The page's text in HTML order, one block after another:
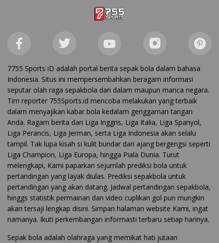
7755 Sports iD adalah portal berita sepak bola dalam bahasa
Indonesia. Situs ini mempersembahkan beragam informasi
seputar olah raga sepakbola dari dalam maupun manca negara.
Tim reporter 755Sports.id mencoba melakukan yang terbaik
dalam menyajikan kabar bola kedalam genggaman tangan
Anda. Ragam berita dari Liga Inggris, Liga Italia, Liga Spanyol,
Liga Perancis, Liga Jerman, serta Liga Indonesia akan selalu
tampil. Tak lupa kisah si kulit bundar dari ajang bergengsi seperti
Liga Champion, Liga Europa, hingga Piala Dunia. Turut
melengkapi, Kami paparkan sejumlah prediksi bola untuk
pertandingan yang layak diulas. Prediksi sepakbola untuk
pertandingan yang akan datang. Jadwal pertandingan sepakbola,
hinggs statistik permainan dan video cuplikan gol pun mungkin
akan tersaji lengkap disini. Simpan halaman website Kami, ingat
namanya. Ikuti perkembangan informasti terbaru setiap harinya.
Sepak bola adalah olahraga yang memikat hati jutaan